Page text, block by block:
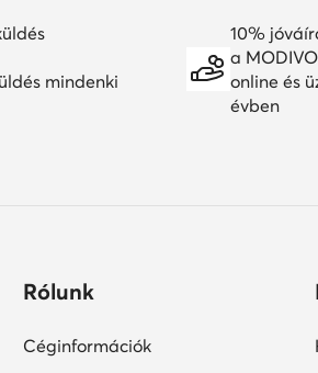
mindenki
10%
a
online és
évben
Rólunk
Céginformációk